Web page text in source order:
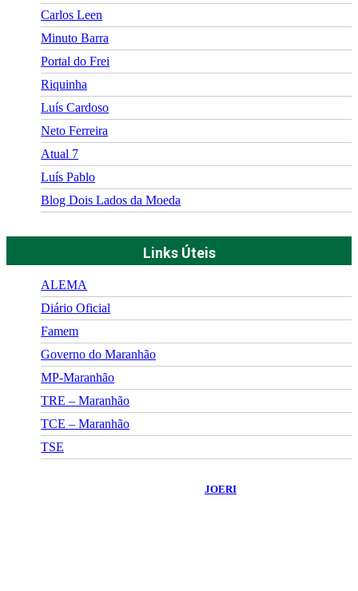
Carlos Leen
Minuto Barra
Portal do Frei
Riquinha
Luís Cardoso
Neto Ferreira
Atual 7
Luís Pablo
Blog Dois Lados da Moeda
Links Úteis
ALEMA
Diário Oficial
Famem
Governo do Maranhão
MP-Maranhão
TRE – Maranhão
TCE – Maranhão
TSE
JOERI